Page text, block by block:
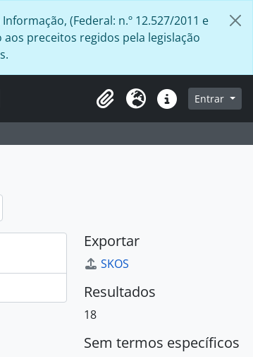
(Federal: n.º 12.527/2011 e
preceitos regidos pela legislação
Busque na página de navegação
Área de Transferência
Idioma Atalhos Entrar
Exportar
SKOS
Resultados
18
Sem termos específicos